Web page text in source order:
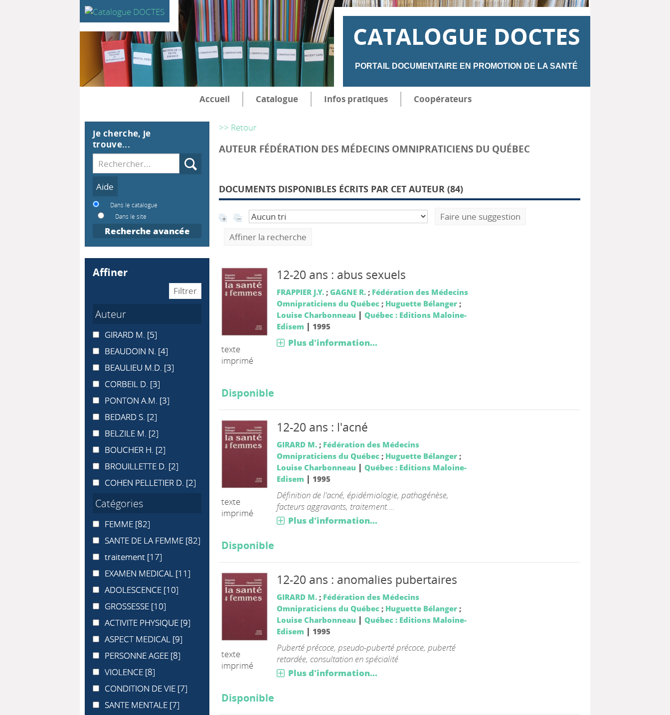
CATALOGUE DOCTES
PORTAIL DOCUMENTAIRE EN PROMOTION DE LA SANTÉ
Accueil Catalogue Infos pratiques Coopérateurs
>> Retour
AUTEUR FÉDÉRATION DES MÉDECINS OMNIPRATICIENS DU QUÉBEC
DOCUMENTS DISPONIBLES ÉCRITS PAR CET AUTEUR (84)
Faire une suggestion
Affiner la recherche
texte
imprimé
12-20 ans : abus sexuels
FRAPPIER J.Y.; GAGNE R.; Fédération des Médecins
Omnipraticiens du Québec; Huguette Bélanger;
Louise Charbonneau | Québec : Editions Maloine-
Edisem | 1995
Plus d'information...
Disponible
texte
imprimé
12-20 ans : l'acné
GIRARD M.; Fédération des Médecins
Omnipraticiens du Québec; Huguette Bélanger;
Louise Charbonneau | Québec : Editions Maloine-
Edisem | 1995
Définition de l'acné, épidémiologie, pathogénèse,
facteurs aggravants, traitement....
Plus d'information...
Disponible
texte
imprimé
12-20 ans : anomalies pubertaires
GIRARD M.; Fédération des Médecins
Omnipraticiens du Québec; Huguette Bélanger;
Louise Charbonneau | Québec : Editions Maloine-
Edisem | 1995
Puberté précoce, pseudo-puberté précoce, puberté
retardée, consultation en spécialité
Plus d'information...
Disponible
Je cherche, je
trouve...
Recherche
Dans le catalogue
Dans le site
Recherche avancée
affiner
Auteur
GIRARD M.
GIRARD M. [5]
BEAUDOIN N.
BEAUDOIN N. [4]
BEAULIEU M.D.
BEAULIEU M.D. [3]
CORBEIL D.
CORBEIL D. [3]
PONTON A.M.
PONTON A.M. [3]
BEDARD S.
BEDARD S. [2]
BELZILE M.
BELZILE M. [2]
BOUCHER H.
BOUCHER H. [2]
BROUILLETTE D.
BROUILLETTE D. [2]
COHEN PELLETIER D.
COHEN PELLETIER D. [2]
Catégories
FEMME
FEMME [82]
SANTE DE LA FEMME
SANTE DE LA FEMME [82]
traitement
traitement [17]
EXAMEN MEDICAL
EXAMEN MEDICAL [11]
ADOLESCENCE
ADOLESCENCE [10]
GROSSESSE
GROSSESSE [10]
ACTIVITE PHYSIQUE
ACTIVITE PHYSIQUE [9]
ASPECT MEDICAL
ASPECT MEDICAL [9]
PERSONNE AGEE
PERSONNE AGEE [8]
VIOLENCE
VIOLENCE [8]
CONDITION DE VIE
CONDITION DE VIE [7]
SANTE MENTALE
SANTE MENTALE [7]